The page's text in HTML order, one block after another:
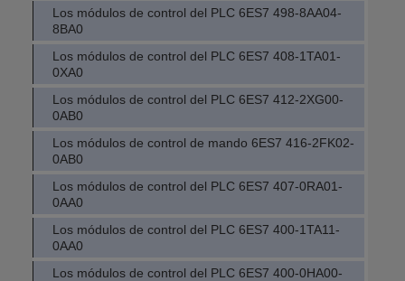
Los módulos de control del PLC 6ES7 498-8AA04-
8BA0
Los módulos de control del PLC 6ES7 408-1TA01-
0XA0
Los módulos de control del PLC 6ES7 412-2XG00-
0AB0
Los módulos de control de mando 6ES7 416-2FK02-
0AB0
Los módulos de control del PLC 6ES7 407-0RA01-
0AA0
Los módulos de control del PLC 6ES7 400-1TA11-
0AA0
Los módulos de control del PLC 6ES7 400-0HA00-